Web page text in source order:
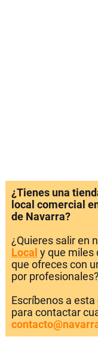
¿Tienes una
local comercial
de Navarra?
¿Quieres salir en
Local y que miles
que ofreces con
por profesionales?
Escríbenos a
para contactar